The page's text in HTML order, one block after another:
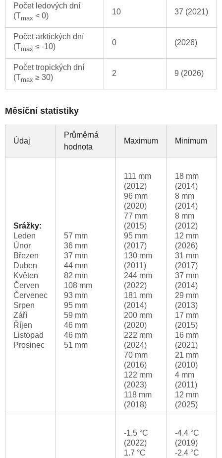
Počet ledových dní
(Tmax < 0) 10 37 (2021)
Počet arktických dní
(Tmax ≤ -10) 0 (2026)
Počet tropických dní
(Tmax ≥ 30) 2 9 (2026)
Měsíční statistiky
Údaj
Průměrná
hodnota
Maximum Minimum
Srážky:
Leden
Únor
Březen
Duben
Květen
Červen
Červenec
Srpen
Září
Říjen
Listopad
Prosinec
57 mm
36 mm
37 mm
44 mm
82 mm
108 mm
93 mm
95 mm
59 mm
46 mm
46 mm
51 mm
111 mm
(2012)
96 mm
(2020)
77 mm
(2015)
95 mm
(2017)
130 mm
(2011)
244 mm
(2022)
181 mm
(2014)
200 mm
(2020)
222 mm
(2024)
70 mm
(2016)
122 mm
(2023)
118 mm
(2018)
18 mm
(2014)
8 mm
(2014)
8 mm
(2012)
12 mm
(2026)
31 mm
(2017)
37 mm
(2014)
29 mm
(2013)
17 mm
(2015)
16 mm
(2021)
21 mm
(2010)
4 mm
(2011)
12 mm
(2025)
-1.5 °C
(2022)
1.7 °C
-4.4 °C
(2019)
-2.4 °C